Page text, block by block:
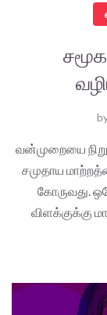
வன்முறையை
சமுதாய
கோருவது.
விளக்குக்கு